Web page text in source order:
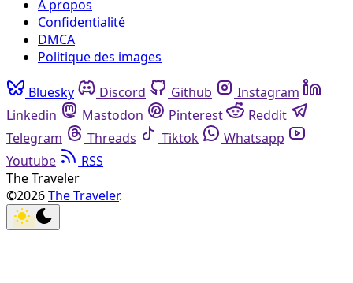
À propos
Confidentialité
DMCA
Politique des images
Bluesky Discord Github
Instagram
Linkedin
Mastodon Pinterest
Reddit
Telegram
Threads Tiktok
Whatsapp
Youtube
RSS
The Traveler
©2026The Traveler.